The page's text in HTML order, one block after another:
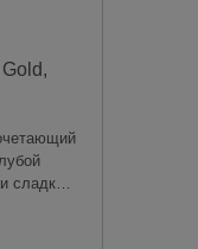
сладкой